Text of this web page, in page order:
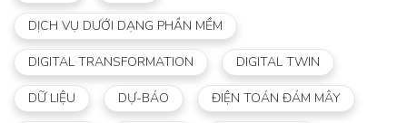
DỊCH VỤ DƯỚI DẠNG PHẦN MỀM
DIGITAL TRANSFORMATION DIGITAL TWIN
DỮ LIỆU DỰ-BÁO ĐIỆN TOÁN ĐÁM MÂY